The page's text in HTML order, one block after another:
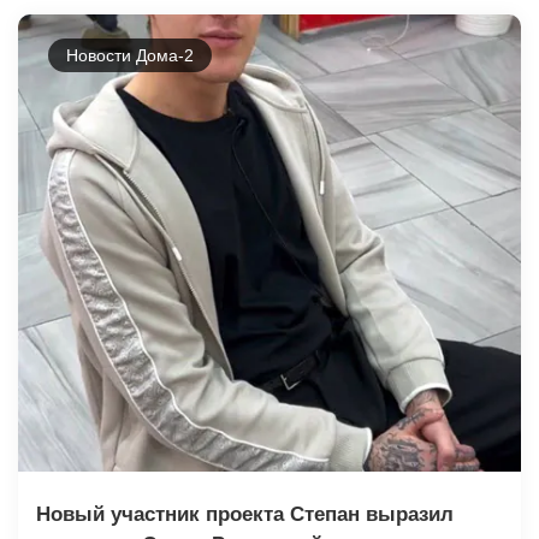
Новости Дома-2
Новый участник проекта Степан выразил